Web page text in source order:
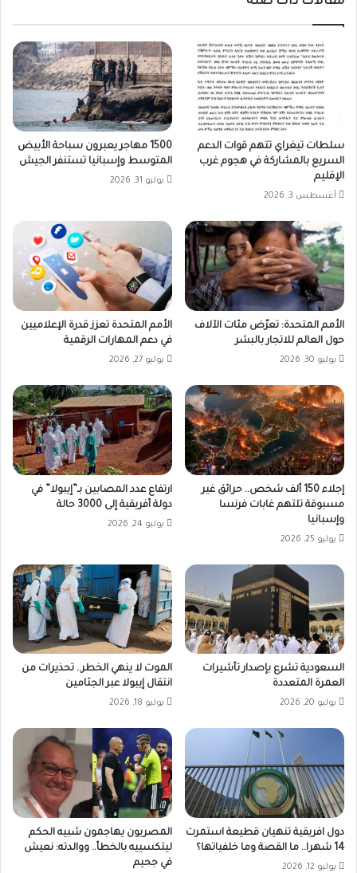
سلطات تيغراي تتهم قوات الدعم
السريع بالمشاركة في هجوم غرب
الإقليم
أغسطس 3, 2026
1500 مهاجر يعبرون سباحة الأبيض
المتوسط وإسبانيا تستنفر الجيش
يوليو 31, 2026
الأمم المتحدة: تعرّض مئات الآلاف
حول العالم للاتجار بالبشر
يوليو 30, 2026
الأمم المتحدة تعزز قدرة الإعلاميين
في دعم المهارات الرقمية
يوليو 27, 2026
إجلاء 150 ألف شخص.. حرائق غير
مسبوقة تلتهم غابات فرنسا
وإسبانيا
يوليو 25, 2026
ارتفاع عدد المصابين بـ”إيبولا” في
دولة أفريقية إلى 3000 حالة
يوليو 24, 2026
السعودية تشرع بإصدار تأشيرات
العمرة المتعددة
يوليو 20, 2026
الموت لا ينهي الخطر.. تحذيرات من
انتقال إيبولا عبر الجثامين
يوليو 18, 2026
دول افريقية تنهيان قطيعة استمرت
14 شهرا.. ما القصة وما خلفياتها؟
يوليو 12, 2026
المصريون يهاجمون شبيه الحكم
ليتكسييه بالخطأ.. ووالدته: نعيش
في جحيم